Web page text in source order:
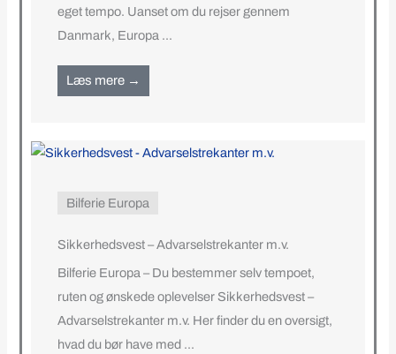
eget tempo. Uanset om du rejser gennem
Danmark, Europa ...
Læs mere →
Bilferie Europa
Sikkerhedsvest – Advarselstrekanter m.v.
Bilferie Europa – Du bestemmer selv tempoet,
ruten og ønskede oplevelser Sikkerhedsvest –
Advarselstrekanter m.v. Her finder du en oversigt,
hvad du bør have med ...